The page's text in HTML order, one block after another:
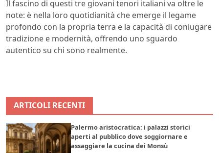
Il fascino di questi tre giovani tenori italiani va oltre le
note: è nella loro quotidianità che emerge il legame
profondo con la propria terra e la capacità di coniugare
tradizione e modernità, offrendo uno sguardo
autentico su chi sono realmente.
ARTICOLI RECENTI
Palermo aristocratica: i palazzi storici
aperti al pubblico dove soggiornare e
assaggiare la cucina dei Monsù